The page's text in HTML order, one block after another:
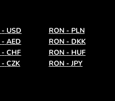
- USD RON - PLN
- AED RON - DKK
- CHF RON - HUF
- CZK RON - JPY